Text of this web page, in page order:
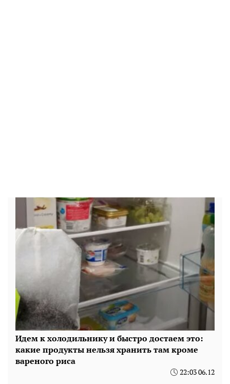
Идем к холодильнику и быстро достаем это:
какие продукты нельзя хранить там кроме
вареного риса
22:03 06.12